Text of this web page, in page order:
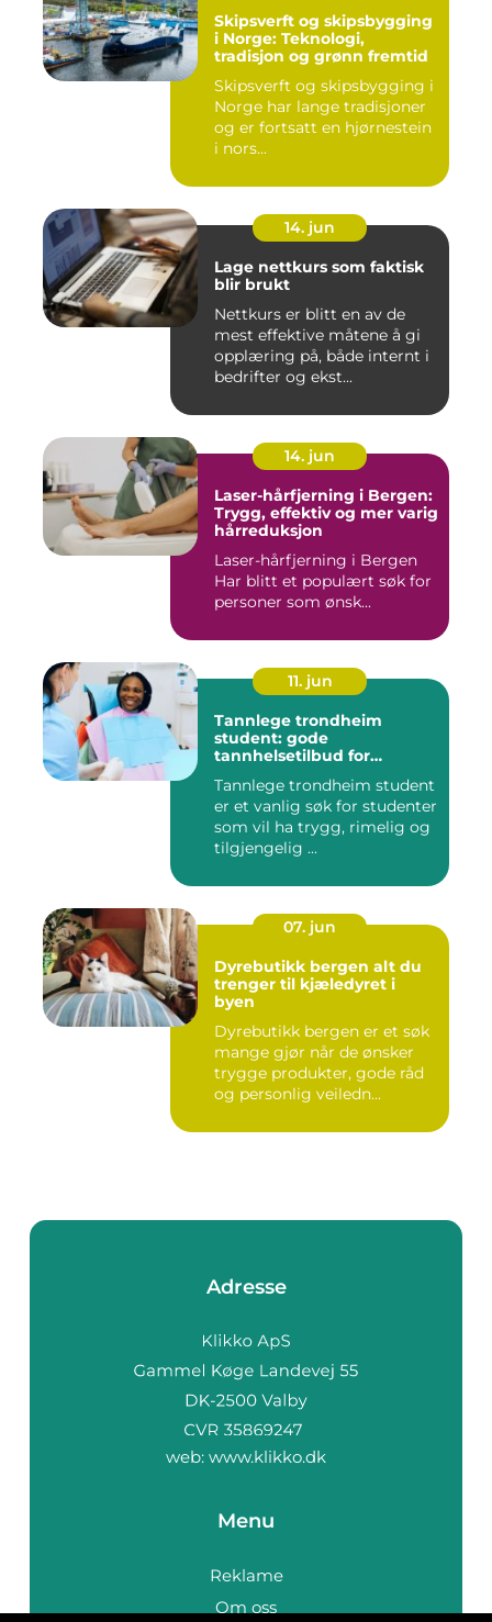
Skipsverft og skipsbygging
i Norge: Teknologi,
tradisjon og grønn fremtid
Skipsverft og skipsbygging i
Norge har lange tradisjoner
og er fortsatt en hjørnestein
i nors...
14. jun
Lage nettkurs som faktisk
blir brukt
Nettkurs er blitt en av de
mest effektive måtene å gi
opplæring på, både internt i
bedrifter og ekst...
14. jun
Laser-hårfjerning i Bergen:
Trygg, effektiv og mer varig
hårreduksjon
Laser-hårfjerning i Bergen
Har blitt et populært søk for
personer som ønsk...
11. jun
Tannlege trondheim
student: gode
tannhelsetilbud for
Tannlege trondheim student
er et vanlig søk for studenter
som vil ha trygg, rimelig og
tilgjengelig ...
07. jun
Dyrebutikk bergen alt du
trenger til kjæledyret i
byen
Dyrebutikk bergen er et søk
mange gjør når de ønsker
trygge produkter, gode råd
og personlig veiledn...
Adresse
web: www.klikko.dk
Menu
Reklame
Om oss